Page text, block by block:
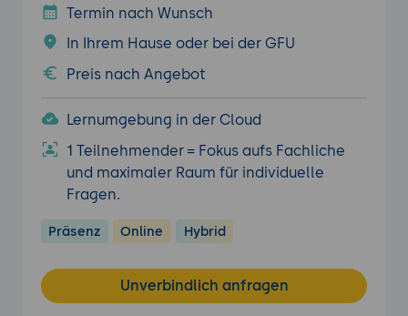
Termin nach Wunsch
In Ihrem Hause oder bei der GFU
Preis nach Angebot
Lernumgebung in der Cloud
1 Teilnehmender = Fokus aufs Fachliche
und maximaler Raum für individuelle
Fragen.
Präsenz Online Hybrid
Unverbindlich anfragen